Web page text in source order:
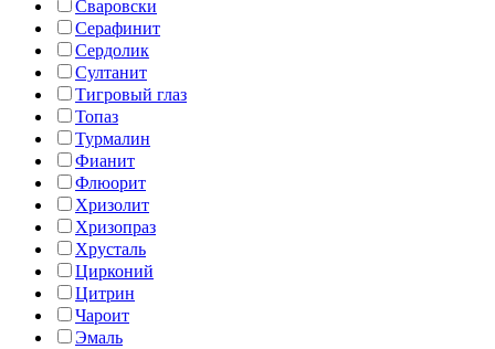
Сваровски
Серафинит
Сердолик
Султанит
Тигровый глаз
Топаз
Турмалин
Фианит
Флюорит
Хризолит
Хризопраз
Хрусталь
Цирконий
Цитрин
Чароит
Эмаль